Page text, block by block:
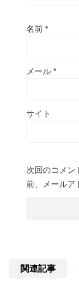
名前 *
メール *
サイト
次回のコメン
前、メールア
関連記事